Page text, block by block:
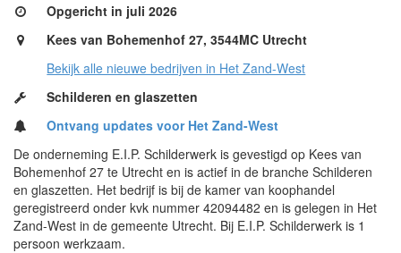
Opgericht in juli 2026
Kees van Bohemenhof 27, 3544MC Utrecht
Bekijk alle nieuwe bedrijven in Het Zand-West
Schilderen en glaszetten
Ontvang updates voor Het Zand-West
De onderneming E.I.P. Schilderwerk is gevestigd op Kees van
Bohemenhof 27 te Utrecht en is actief in de branche Schilderen
en glaszetten. Het bedrijf is bij de kamer van koophandel
geregistreerd onder kvk nummer 42094482 en is gelegen in Het
Zand-West in de gemeente Utrecht. Bij E.I.P. Schilderwerk is 1
persoon werkzaam.